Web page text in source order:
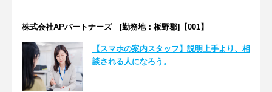
株式会社APパートナーズ [勤務地：板野郡]【001】
【スマホの案内スタッフ】説明上手より、相
談される人になろう。